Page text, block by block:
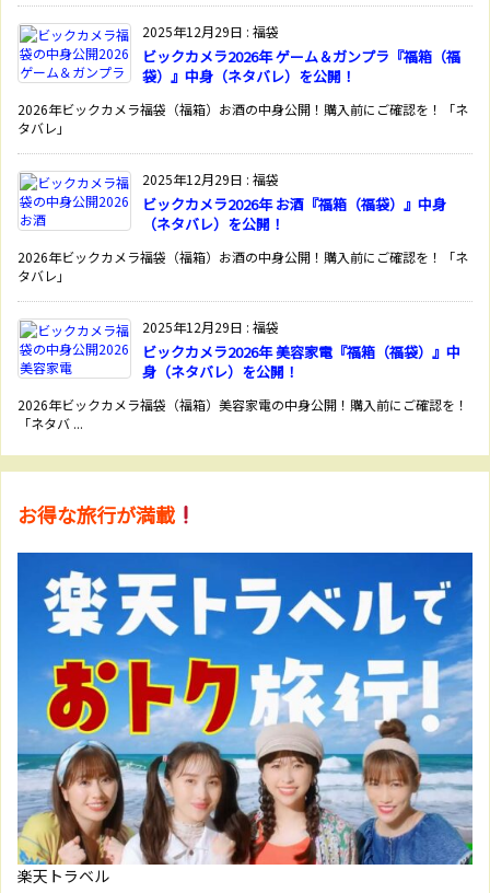
2025年12月29日 : 福袋
ビックカメラ2026年 ゲーム＆ガンプラ『福箱（福
袋）』中身（ネタバレ）を公開！
2026年ビックカメラ福袋（福箱）お酒の中身公開！購入前にご確認を！「ネ
タバレ」
2025年12月29日 : 福袋
ビックカメラ2026年 お酒『福箱（福袋）』中身
（ネタバレ）を公開！
2026年ビックカメラ福袋（福箱）お酒の中身公開！購入前にご確認を！「ネ
タバレ」
2025年12月29日 : 福袋
ビックカメラ2026年 美容家電『福箱（福袋）』中
身（ネタバレ）を公開！
2026年ビックカメラ福袋（福箱）美容家電の中身公開！購入前にご確認を！
「ネタバ ...
お得な旅行が満載
楽天トラベル